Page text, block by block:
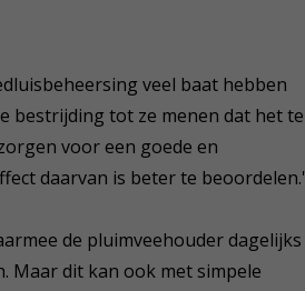
veel baat hebben
bestrijding tot ze menen dat het te
voor een goede en
daarvan is beter te beoordelen.'
de pluimveehouder dagelijks
Maar dit kan ook met simpele